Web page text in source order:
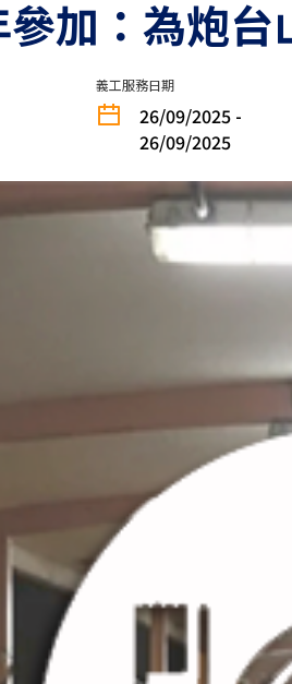
加：為炮台
義工服務日期
26/09/2025 -
26/09/2025